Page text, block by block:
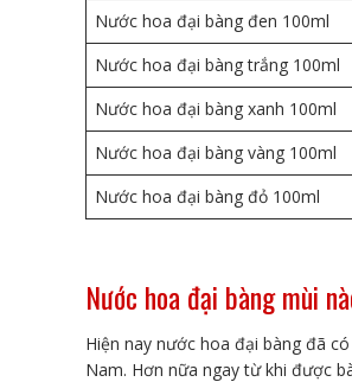
Nước hoa đại bàng đen 100ml
Nước hoa đại bàng trắng 100ml
Nước hoa đại bàng xanh 100ml
Nước hoa đại bàng vàng 100ml
Nước hoa đại bàng đỏ 100ml
Nước hoa đại bàng mùi
Hiện nay nước hoa đại bàng đã
Nam. Hơn nữa ngay từ khi được